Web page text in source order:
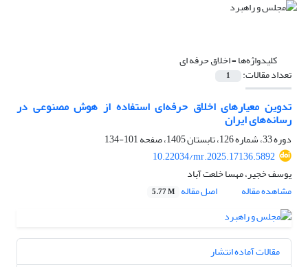
کلیدواژه‌ها =اخلاق حرفه ­ای
تعداد مقالات: 1
تدوین معیارهای اخلاق حرفه‌ای استفاده از هوش مصنوعی در
رسانه‌های ایران
دوره 33، شماره 126، تابستان 1405، صفحه
101-134
10.22034/mr.2025.17136.5892
یوسف خجیر، مهسا خلعت آباد
مشاهده مقاله
اصل مقاله 5.77 M
مقالات آماده انتشار